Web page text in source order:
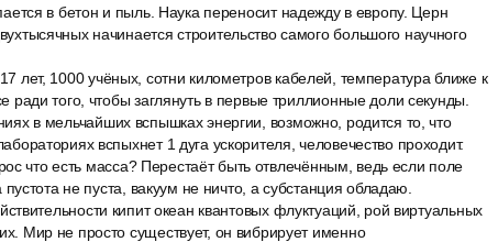
в бетон и пыль. Наука переносит надежду в европу. Церн
начинается строительство самого большого научного
лет, 1000 учёных, сотни километров кабелей, температура ближе к
того, чтобы заглянуть в первые триллионные доли секунды.
в мельчайших вспышках энергии, возможно, родится то, что
вспыхнет 1 дуга ускорителя, человечество проходит.
что есть масса? Перестаёт быть отвлечённым, ведь если поле
не пуста, вакуум не ничто, а субстанция обладаю.
кипит океан квантовых флуктуаций, рой виртуальных
Мир не просто существует, он вибрирует именно